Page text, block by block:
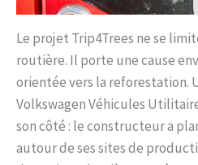
Le projet Trip4Trees ne se
routière. Il porte une cause
orientée vers la reforestation.
Volkswagen Véhicules
son côté : le constructeur a
autour de ses sites de